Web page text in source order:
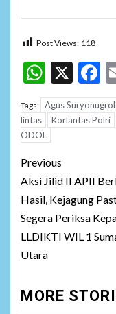
Post Views: 118
X
Tags: Agus
lintas
Korlantas Polri
ODOL
Post
Previous
Aksi Jilid II APII
Hasil, Kejagung
Segera Periksa
LLDIKTI WIL 1
Utara
MORE